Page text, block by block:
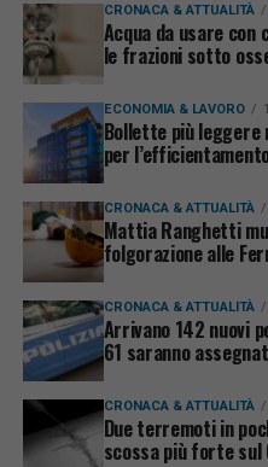
CRONACA & ATTUALITÀ
Acqua da usare con
le frazioni sotto
ECONOMIA & LAVORO
Bollette più leggere
per
CRONACA & ATTUALITÀ
Mattia Ranghetti
folgorazione alle
CRONACA & ATTUALITÀ
Arrivano 142 nuovi
61 saranno
CRONACA & ATTUALITÀ
Due terremoti in
scossa più forte sul